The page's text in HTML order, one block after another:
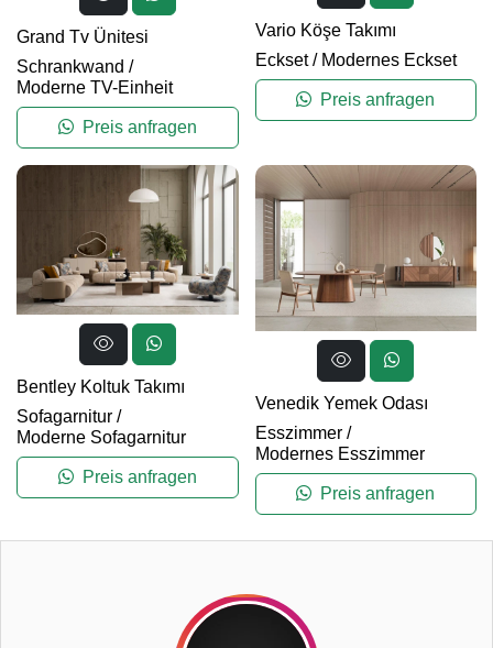
Grand Tv Ünitesi
Schrankwand /
Moderne TV-Einheit
Preis anfragen
Vario Köşe Takımı
Eckset/ Modernes Eckset
Preis anfragen
Bentley Koltuk Takımı
Sofagarnitur /
Moderne Sofagarnitur
Preis anfragen
Venedik Yemek Odası
Esszimmer/
Modernes Esszimmer
Preis anfragen